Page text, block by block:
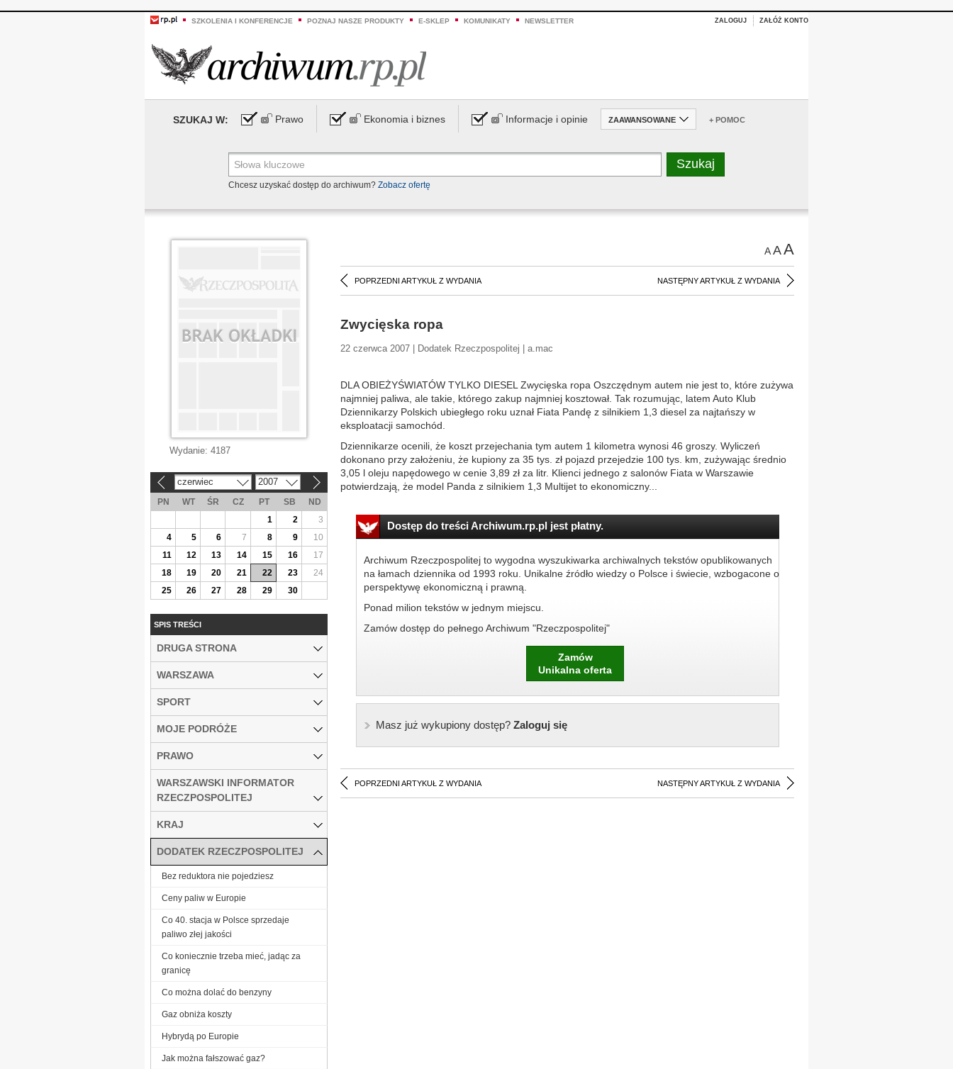
SZKOLENIA I KONFERENCJE POZNAJ NASZE PRODUKTY E-SKLEP KOMUNIKATY NEWSLETTER ZALOGUJ ZAŁÓŻ KONTO
SZUKAJ W: Prawo Ekonomia i biznes Informacje i opinie ZAAWANSOWANE + POMOC
Chcesz uzyskać dostęp do archiwum? Zobacz ofertę
AAA
POPRZEDNI ARTYKUŁ Z WYDANIA NASTĘPNY ARTYKUŁ Z WYDANIA
Zwycięska ropa
22 czerwca 2007 | Dodatek Rzeczpospolitej | a.mac
DLA OBIEŻYŚWIATÓW TYLKO DIESEL Zwycięska ropa Oszczędnym autem nie jest to, które zużywa
najmniej paliwa, ale takie, którego zakup najmniej kosztował. Tak rozumując, latem Auto Klub
Dziennikarzy Polskich ubiegłego roku uznał Fiata Pandę z silnikiem 1,3 diesel za najtańszy w
eksploatacji samochód.
Dziennikarze ocenili, że koszt przejechania tym autem 1 kilometra wynosi 46 groszy. Wyliczeń
dokonano przy założeniu, że kupiony za 35 tys. zł pojazd przejedzie 100 tys. km, zużywając średnio
3,05 l oleju napędowego w cenie 3,89 zł za litr. Klienci jednego z salonów Fiata w Warszawie
potwierdzają, że model Panda z silnikiem 1,3 Multijet to ekonomiczny...
Dostęp do treści Archiwum.rp.pl jest płatny.
Archiwum Rzeczpospolitej to wygodna wyszukiwarka archiwalnych tekstów opublikowanych
na łamach dziennika od 1993 roku. Unikalne źródło wiedzy o Polsce i świecie, wzbogacone o
perspektywę ekonomiczną i prawną.
Ponad milion tekstów w jednym miejscu.
Zamów dostęp do pełnego Archiwum "Rzeczpospolitej"
Zamów
Unikalna oferta
Masz już wykupiony dostęp?Zaloguj się
POPRZEDNI ARTYKUŁ Z WYDANIA NASTĘPNY ARTYKUŁ Z WYDANIA
Wydanie: 4187
czerwiec 2007
PN WT ŚR CZ PT SB
ND
1
2
3
4
5 6 7 8 9
10
11
12 13 14 15 16
17
18
19 20 21 22 23
24
25
26 27 28 29 30
SPIS TREŚCI
DRUGA STRONA
WARSZAWA
SPORT
MOJE PODRÓŻE
PRAWO
WARSZAWSKI INFORMATOR
RZECZPOSPOLITEJ
KRAJ
DODATEK RZECZPOSPOLITEJ
Bez reduktora nie pojedziesz
Ceny paliw w Europie
Co 40. stacja w Polsce sprzedaje
paliwo złej jakości
Co koniecznie trzeba mieć, jadąc za
granicę
Co można dolać do benzyny
Gaz obniża koszty
Hybrydą po Europie
Jak można fałszować gaz?